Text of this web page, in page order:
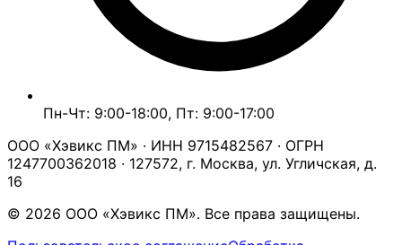
Пн-Чт: 9:00-18:00, Пт: 9:00-17:00
ООО «Хэвикс ПМ» · ИНН 9715482567 · ОГРН
1247700362018 · 127572, г. Москва, ул. Угличская, д.
16
© 2026 ООО «Хэвикс ПМ». Все права защищены.